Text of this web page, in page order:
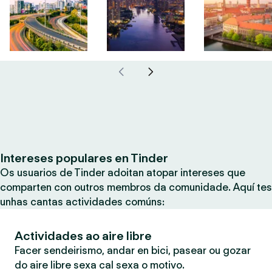
Intereses populares en Tinder
Os usuarios de Tinder adoitan atopar intereses que
comparten con outros membros da comunidade. Aquí tes
unhas cantas actividades comúns:
Actividades ao aire libre
Facer sendeirismo, andar en bici, pasear ou gozar
do aire libre sexa cal sexa o motivo.